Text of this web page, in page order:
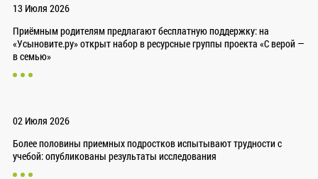
13 Июля 2026
Приёмным родителям предлагают бесплатную поддержку: на
«Усыновите.ру» открыт набор в ресурсные группы проекта «С верой —
в семью»
02 Июля 2026
Более половины приемных подростков испытывают трудности с
учебой: опубликованы результаты исследования